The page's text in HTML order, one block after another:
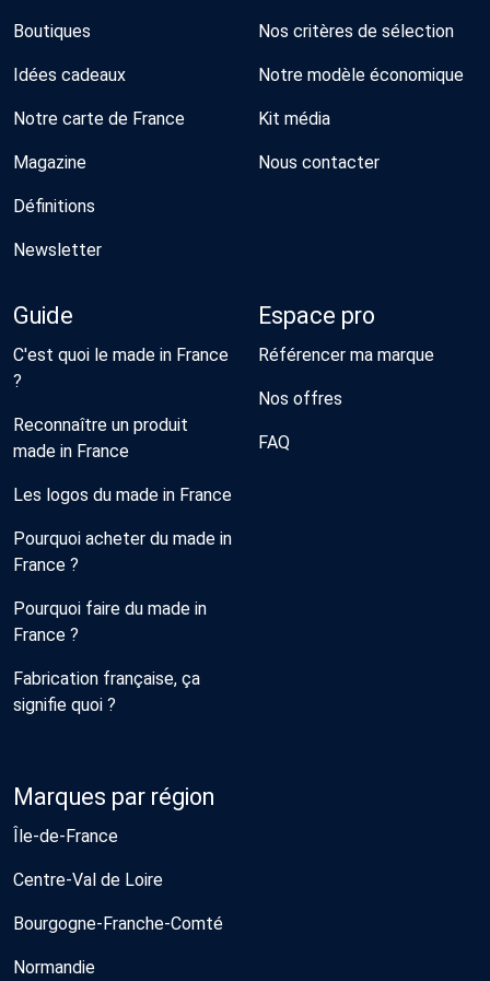
Boutiques
Idées cadeaux
Notre carte de France
Magazine
Définitions
Newsletter
Nos critères de sélection
Notre modèle économique
Kit média
Nous contacter
Guide
C'est quoi le made in France
?
Reconnaître un produit
made in France
Les logos du made in France
Pourquoi acheter du made in
France ?
Pourquoi faire du made in
France ?
Fabrication française, ça
signifie quoi ?
Espace pro
Référencer ma marque
Nos offres
FAQ
Marques par région
Île-de-France
Centre-Val de Loire
Bourgogne-Franche-Comté
Normandie